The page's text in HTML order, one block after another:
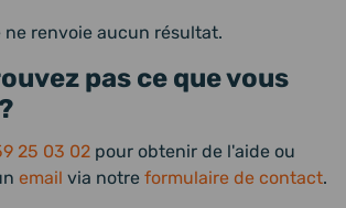
ne renvoie aucun résultat.
pas ce que vous
25 03 02 pour obtenir de l'aide ou
email via notre formulaire de contact.